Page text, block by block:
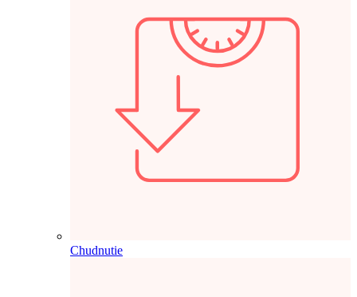
Chudnutie